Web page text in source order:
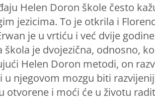
Helen Doron škole često
jezicima. To je otkrila i
je u vrtiću i već dvije
je dvojezična, odnosno,
Helen Doron metodi, on
u njegovom mozgu biti
otvorene i moći će u životu